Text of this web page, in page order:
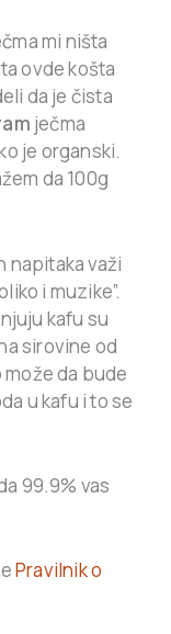
mi ništa
ovde košta
da je čista
ječma
je organski.
da 100g
važi
i muzike”.
kafu su
sirovine od
da bude
u kafu i to se
99.9% vas
Pravilnik o